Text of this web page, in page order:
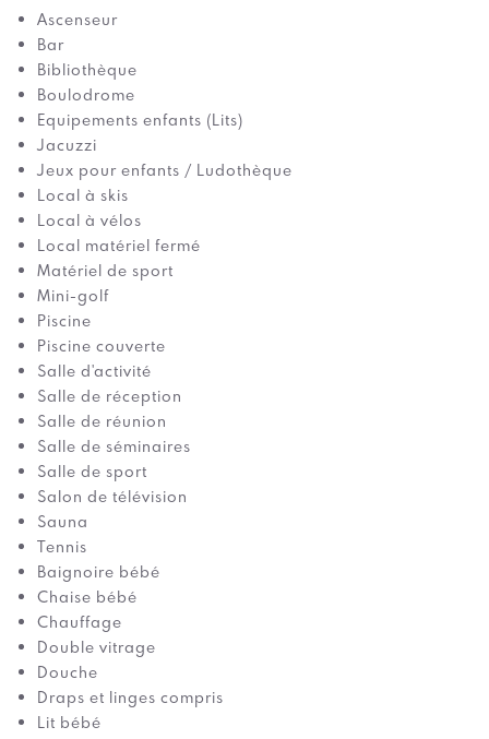
Ascenseur
Bar
Bibliothèque
Boulodrome
Equipements enfants (Lits)
Jacuzzi
Jeux pour enfants / Ludothèque
Local à skis
Local à vélos
Local matériel fermé
Matériel de sport
Mini-golf
Piscine
Piscine couverte
Salle d'activité
Salle de réception
Salle de réunion
Salle de séminaires
Salle de sport
Salon de télévision
Sauna
Tennis
Baignoire bébé
Chaise bébé
Chauffage
Double vitrage
Douche
Draps et linges compris
Lit bébé